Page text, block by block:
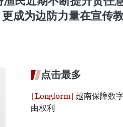
成为边防力量在宣传
点击最多
越南保障数
由权利